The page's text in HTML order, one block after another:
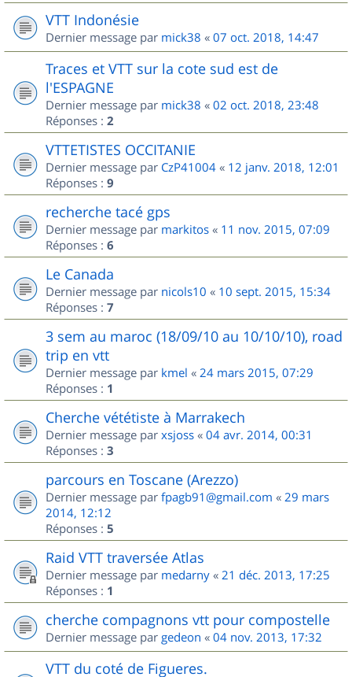
VTT Indonésie
Dernier message par mick38 « 07 oct. 2018, 14:47
Traces et VTT sur la cote sud est de
l'ESPAGNE
Dernier message par mick38 « 02 oct. 2018, 23:48
Réponses : 2
VTTETISTES OCCITANIE
Dernier message par CzP41004 « 12 janv. 2018, 12:01
Réponses : 9
recherche tacé gps
Dernier message par markitos « 11 nov. 2015, 07:09
Réponses : 6
Le Canada
Dernier message par nicols10 « 10 sept. 2015, 15:34
Réponses : 7
3 sem au maroc (18/09/10 au 10/10/10), road
trip en vtt
Dernier message par kmel « 24 mars 2015, 07:29
Réponses : 1
Cherche vététiste à Marrakech
Dernier message par xsjoss « 04 avr. 2014, 00:31
Réponses : 3
parcours en Toscane (Arezzo)
Dernier message par fpagb91@gmail.com « 29 mars
2014, 12:12
Réponses : 5
Raid VTT traversée Atlas
Dernier message par medarny « 21 déc. 2013, 17:25
Réponses : 1
cherche compagnons vtt pour compostelle
Dernier message par gedeon « 04 nov. 2013, 17:32
VTT du coté de Figueres.